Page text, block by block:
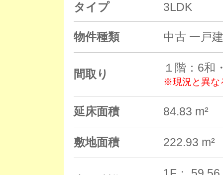
タイプ 3LDK
物件種類 中古 一戸
間取り １階：6和
※現況と異な
延床面積 84.83 m²
敷地面積 222.93